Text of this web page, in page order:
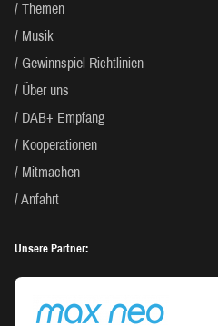
Themen
Musik
Gewinnspiel-Richtlinien
Über uns
DAB+ Empfang
Kooperationen
Mitmachen
Anfahrt
Unsere Partner: